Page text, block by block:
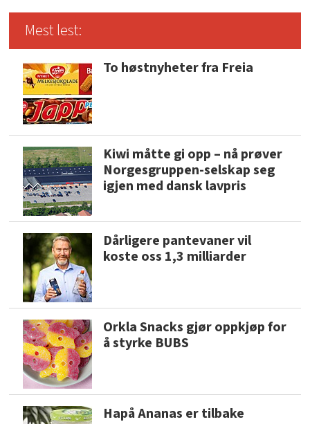
Mest lest:
To høstnyheter fra Freia
Kiwi måtte gi opp – nå prøver
Norgesgruppen-selskap seg
igjen med dansk lavpris
Dårligere pantevaner vil
koste oss 1,3 milliarder
Orkla Snacks gjør oppkjøp for
å styrke BUBS
Hapå Ananas er tilbake